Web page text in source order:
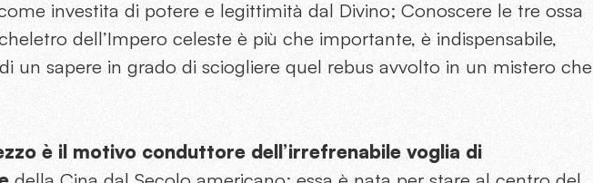
investita di potere e legittimità dal Divino; Conoscere le tre ossa
dell’Impero celeste è più che importante, è indispensabile,
un sapere in grado di sciogliere quel rebus avvolto in un mistero che
è il motivo conduttore dell’irrefrenabile voglia di